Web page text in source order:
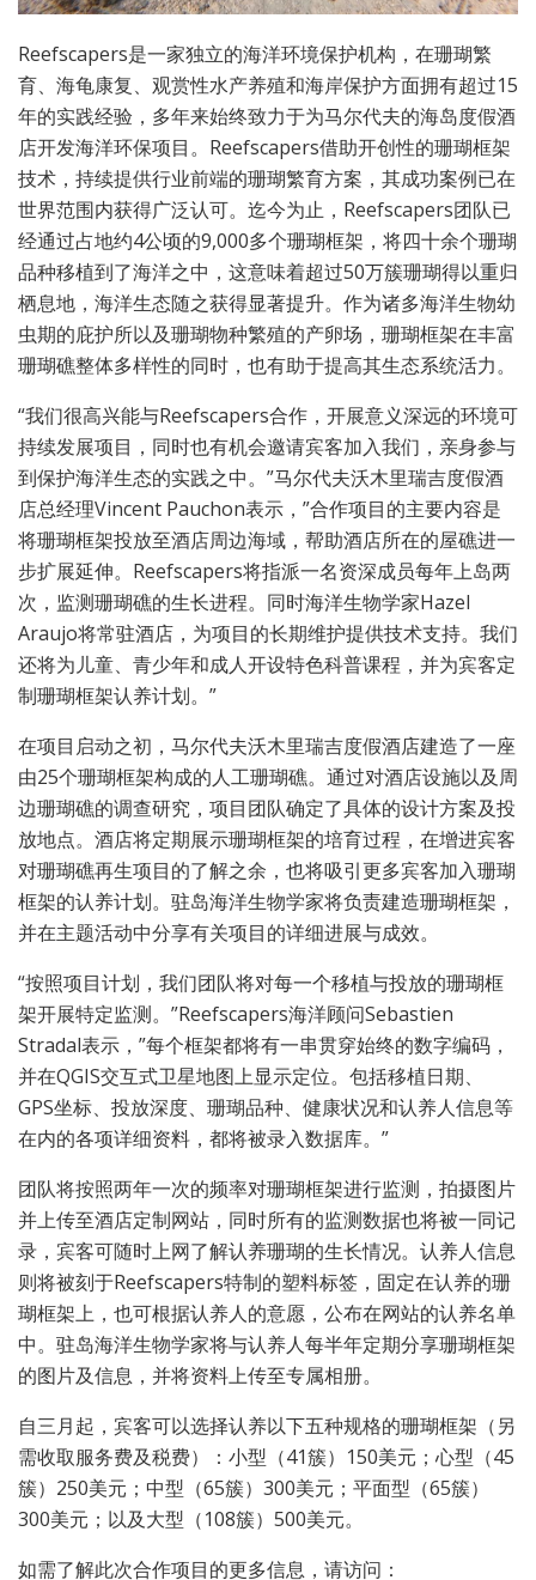
Reefscapers是一家独立的海洋环境保护机构，在珊瑚繁
育、海龟康复、观赏性水产养殖和海岸保护方面拥有超过15
年的实践经验，多年来始终致力于为马尔代夫的海岛度假酒
店开发海洋环保项目。Reefscapers借助开创性的珊瑚框架
技术，持续提供行业前端的珊瑚繁育方案，其成功案例已在
世界范围内获得广泛认可。迄今为止，Reefscapers团队已
经通过占地约4公顷的9,000多个珊瑚框架，将四十余个珊瑚
品种移植到了海洋之中，这意味着超过50万簇珊瑚得以重归
栖息地，海洋生态随之获得显著提升。作为诸多海洋生物幼
虫期的庇护所以及珊瑚物种繁殖的产卵场，珊瑚框架在丰富
珊瑚礁整体多样性的同时，也有助于提高其生态系统活力。
“我们很高兴能与Reefscapers合作，开展意义深远的环境可
持续发展项目，同时也有机会邀请宾客加入我们，亲身参与
到保护海洋生态的实践之中。”马尔代夫沃木里瑞吉度假酒
店总经理Vincent Pauchon表示，”合作项目的主要内容是
将珊瑚框架投放至酒店周边海域，帮助酒店所在的屋礁进一
步扩展延伸。Reefscapers将指派一名资深成员每年上岛两
次，监测珊瑚礁的生长进程。同时海洋生物学家Hazel
Araujo将常驻酒店，为项目的长期维护提供技术支持。我们
还将为儿童、青少年和成人开设特色科普课程，并为宾客定
制珊瑚框架认养计划。”
在项目启动之初，马尔代夫沃木里瑞吉度假酒店建造了一座
由25个珊瑚框架构成的人工珊瑚礁。通过对酒店设施以及周
边珊瑚礁的调查研究，项目团队确定了具体的设计方案及投
放地点。酒店将定期展示珊瑚框架的培育过程，在增进宾客
对珊瑚礁再生项目的了解之余，也将吸引更多宾客加入珊瑚
框架的认养计划。驻岛海洋生物学家将负责建造珊瑚框架，
并在主题活动中分享有关项目的详细进展与成效。
“按照项目计划，我们团队将对每一个移植与投放的珊瑚框
架开展特定监测。”Reefscapers海洋顾问Sebastien
Stradal表示，”每个框架都将有一串贯穿始终的数字编码，
并在QGIS交互式卫星地图上显示定位。包括移植日期、
GPS坐标、投放深度、珊瑚品种、健康状况和认养人信息等
在内的各项详细资料，都将被录入数据库。”
团队将按照两年一次的频率对珊瑚框架进行监测，拍摄图片
并上传至酒店定制网站，同时所有的监测数据也将被一同记
录，宾客可随时上网了解认养珊瑚的生长情况。认养人信息
则将被刻于Reefscapers特制的塑料标签，固定在认养的珊
瑚框架上，也可根据认养人的意愿，公布在网站的认养名单
中。驻岛海洋生物学家将与认养人每半年定期分享珊瑚框架
的图片及信息，并将资料上传至专属相册。
自三月起，宾客可以选择认养以下五种规格的珊瑚框架（另
需收取服务费及税费）：小型（41簇）150美元；心型（45
簇）250美元；中型（65簇）300美元；平面型（65簇）
300美元；以及大型（108簇）500美元。
如需了解此次合作项目的更多信息，请访问：